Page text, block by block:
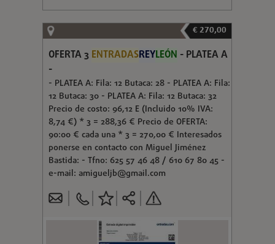
€ 270,00
OFERTA 3 ENTRADASREYLEÓN - PLATEA A
-
- PLATEA A: Fila: 12 Butaca: 28 - PLATEA A: Fila:
12 Butaca: 30 - PLATEA A: Fila: 12 Butaca: 32
Precio de costo: 96,12 E (Incluido 10% IVA:
8,74 €) * 3 = 288,36 € Precio de OFERTA:
90:00 € cada una * 3 = 270,00 € Interesados
ponerse en contacto con Miguel Jiménez
Bastida: - Tfno: 625 57 46 48 / 610 67 80 45 -
e-mail: amigueljb@gmail.com